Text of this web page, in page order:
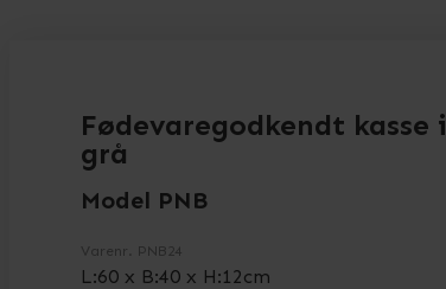
Fødevaregodkendt kasse i
grå
Model PNB
Varenr. PNB24
L:60 x B:40 x H:12cm